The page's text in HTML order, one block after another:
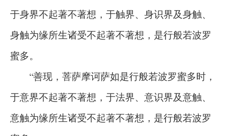
于身界不起著不著想，于触界、身识界及身触、
身触为缘所生诸受不起著不著想，是行般若波罗
蜜多。
“善现，菩萨摩诃萨如是行般若波罗蜜多时，
于意界不起著不著想，于法界、意识界及意触、
意触为缘所生诸受不起著不著想，是行般若波罗